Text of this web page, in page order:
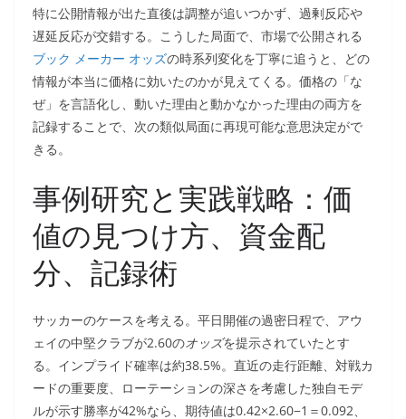
特に公開情報が出た直後は調整が追いつかず、過剰反応や
遅延反応が交錯する。こうした局面で、市場で公開される
ブック メーカー オッズの時系列変化を丁寧に追うと、どの
情報が本当に価格に効いたのかが見えてくる。価格の「な
ぜ」を言語化し、動いた理由と動かなかった理由の両方を
記録することで、次の類似局面に再現可能な意思決定がで
きる。
事例研究と実践戦略：価
値の見つけ方、資金配
分、記録術
サッカーのケースを考える。平日開催の過密日程で、アウ
ェイの中堅クラブが2.60のオッズを提示されていたとす
る。インプライド確率は約38.5%。直近の走行距離、対戦カ
ードの重要度、ローテーションの深さを考慮した独自モデ
ルが示す勝率が42%なら、期待値は0.42×2.60−1＝0.092、